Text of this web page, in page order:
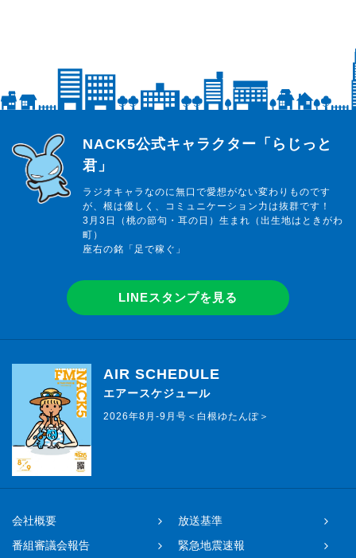
らじっと君
NACK5公式キャラクター「らじっと
君」
ラジオキャラなのに無口で愛想がない変わりものです
が、根は優しく、コミュニケーション力は抜群です！
3月3日（桃の節句・耳の日）生まれ（出生地はときがわ
町）
座右の銘「足で稼ぐ」
LINEスタンプを見る
AIR SCHEDULE
エアースケジュール
2026年8月-9月号＜白根ゆたんぽ＞
会社概要
放送基準
番組審議会報告
緊急地震速報